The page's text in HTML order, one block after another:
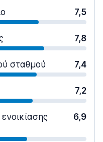
7,5
7,8
σταθμού 7,4
7,2
6,9